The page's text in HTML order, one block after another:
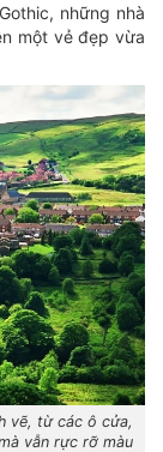
những nhà
một vẻ đẹp vừa
vẽ, từ các ô cửa,
vẫn rực rỡ màu